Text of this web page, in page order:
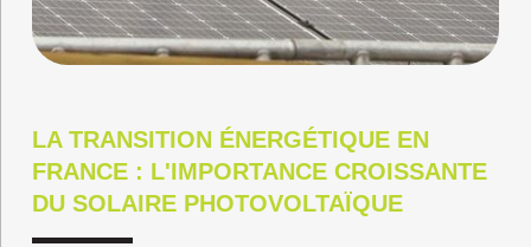
LA TRANSITION ÉNERGÉTIQUE EN
FRANCE : L'IMPORTANCE CROISSANTE
DU SOLAIRE PHOTOVOLTAÏQUE